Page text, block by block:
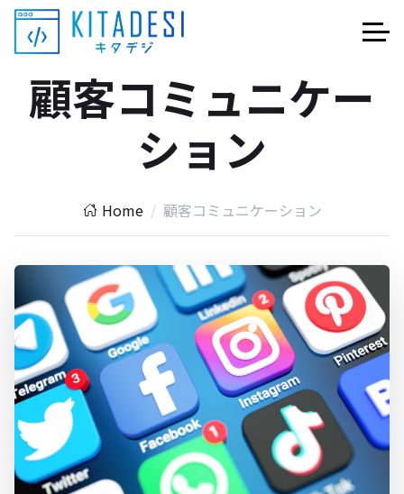
顧客コミュニケー
ション
Home 顧客コミュニケーション